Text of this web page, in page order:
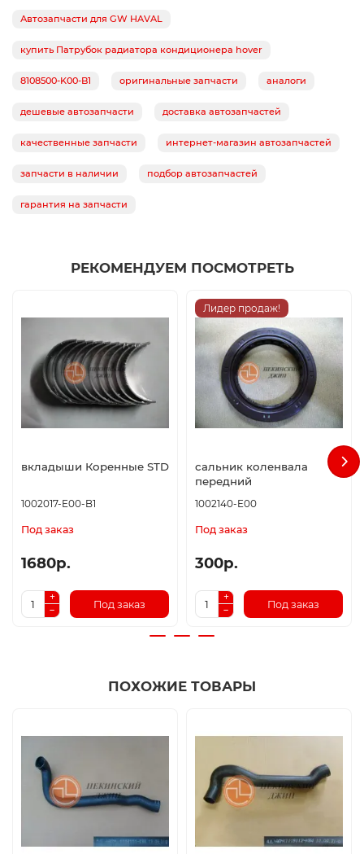
Автозапчасти для GW HAVAL
купить Патрубок радиатора кондиционера hover
8108500-K00-B1 оригинальные запчасти аналоги
дешевые автозапчасти доставка автозапчастей
качественные запчасти интернет-магазин автозапчастей
запчасти в наличии подбор автозапчастей
гарантия на запчасти
РЕКОМЕНДУЕМ ПОСМОТРЕТЬ
вкладыши Коренные STD
1002017-E00-B1
Под заказ
1680р.
Под заказ
Лидер продаж!
сальник коленвала
передний
1002140-E00
Под заказ
300р.
Под заказ
ПОХОЖИЕ ТОВАРЫ